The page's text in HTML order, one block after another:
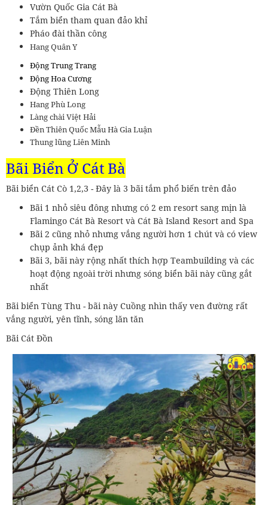
Vườn Quốc Gia Cát Bà
Tắm biển tham quan đảo khỉ
Pháo đài thần công
Hang Quân Y
Động Trung Trang
Động Hoa Cương
Động Thiên Long
Hang Phù Long
Làng chài Việt Hải
Đền Thiên Quốc Mẫu Hà Gia Luận
Thung lũng Liên Minh
Bãi Biển Ở Cát Bà
Bãi biển Cát Cò 1,2,3 - Đây là 3 bãi tắm phổ biến trên đảo
Bãi 1 nhỏ siêu đông nhưng có 2 em resort sang mịn là
Flamingo Cát Bà Resort và Cát Bà Island Resort and Spa
Bãi 2 cũng nhỏ nhưng vắng người hơn 1 chút và có view
chụp ảnh khá đẹp
Bãi 3, bãi này rộng nhất thích hợp Teambuilding và các
hoạt động ngoài trời nhưng sóng biển bãi này cũng gắt
nhất
Bãi biển Tùng Thu - bãi này Cuồng nhìn thấy ven đường rất
vắng người, yên tĩnh, sóng lăn tăn
Bãi Cát Đồn